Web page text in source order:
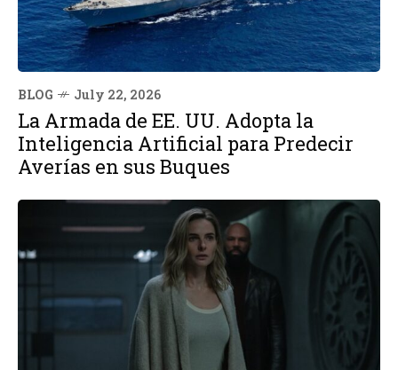
BLOG July 22, 2026
La Armada de EE. UU. Adopta la
Inteligencia Artificial para Predecir
Averías en sus Buques